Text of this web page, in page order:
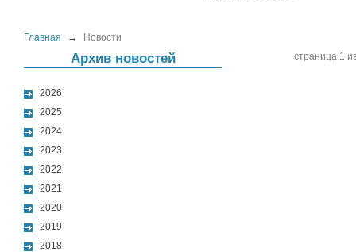
Главная → Новости
Архив новостей
2026
2025
2024
2023
2022
2021
2020
2019
2018
страница 1